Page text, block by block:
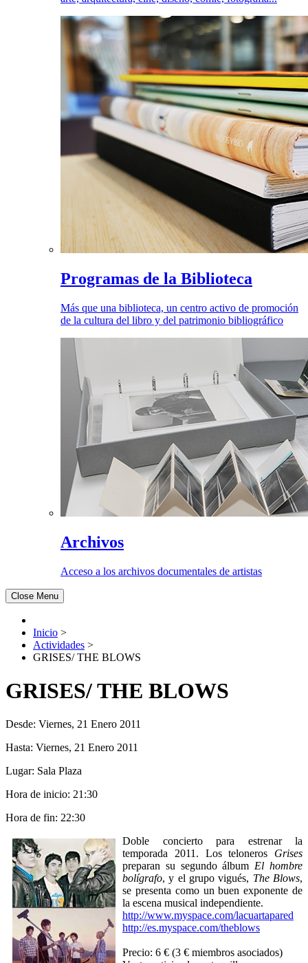
Programas de la Biblioteca
Más que una biblioteca, un centro activo de promoción
de la cultura del libro y del patrimonio bibliográfico
Archivos
Acceso a los archivos documentales de artistas
Close Menu
Inicio >
Actividades >
GRISES/ THE BLOWS
GRISES/ THE BLOWS
Desde: Viernes, 21 Enero 2011
Hasta: Viernes, 21 Enero 2011
Lugar: Sala Plaza
Hora de inicio: 21:30
Hora de fin: 22:30
Doble concierto para estrenar la
temporada 2011. Los teloneros Grises
preparan su segundo álbumEl hombre
bolígrafo, y el grupo vigués, The Blows,
se presenta como un buen exponente de
la escena musical independiente.
http://www.myspace.com/lacuartapared
http://es.myspace.com/theblows
Precio: 6 € (3 € miembros asociados)